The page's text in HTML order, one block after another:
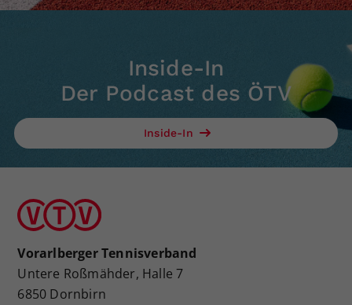
Inside-In
Der Podcast des ÖTV
Inside-In
Vorarlberger Tennisverband
Untere Roßmähder, Halle 7
6850 Dornbirn